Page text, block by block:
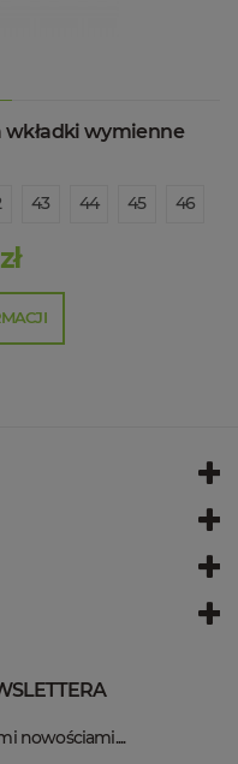
wkładki wymienne
43 44 45 46
nowościami....